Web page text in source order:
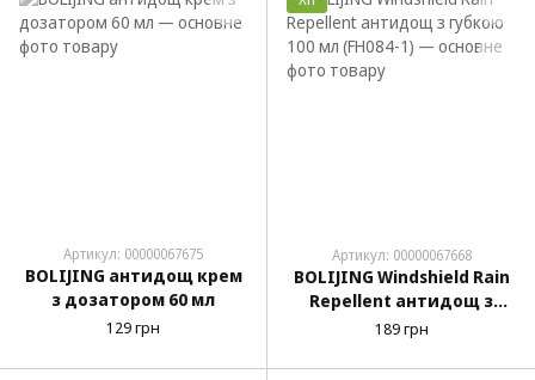
Артикул: 00000067675
BOLIJING антидощ крем
з дозатором 60 мл
129 грн
Артикул: 00000067668
BOLIJING Windshield Rain
Repellent антидощ з
губкою 100 мл (FH084-1)
189 грн